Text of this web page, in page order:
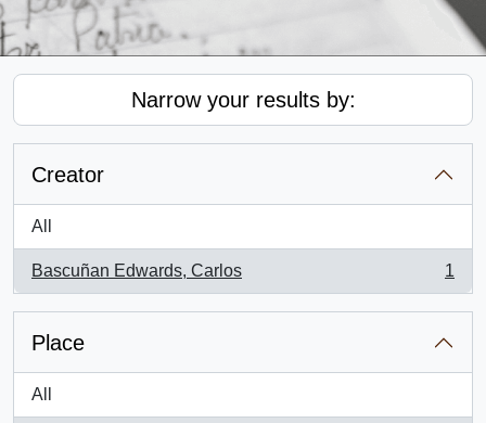
Narrow your results by:
Creator
All
Bascuñan Edwards, Carlos
, 1 results
1
Place
All